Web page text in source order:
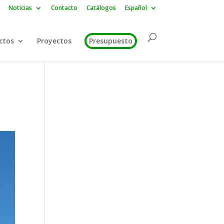
Noticias Contacto Catálogos Español
Proyectos Presupuesto